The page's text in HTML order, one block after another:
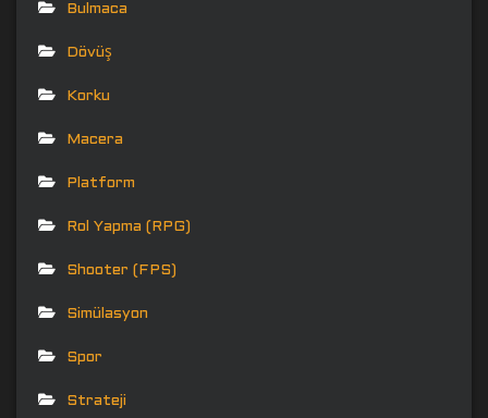
Bulmaca
Dövüş
Korku
Macera
Platform
Rol Yapma (RPG)
Shooter (FPS)
Simülasyon
Spor
Strateji